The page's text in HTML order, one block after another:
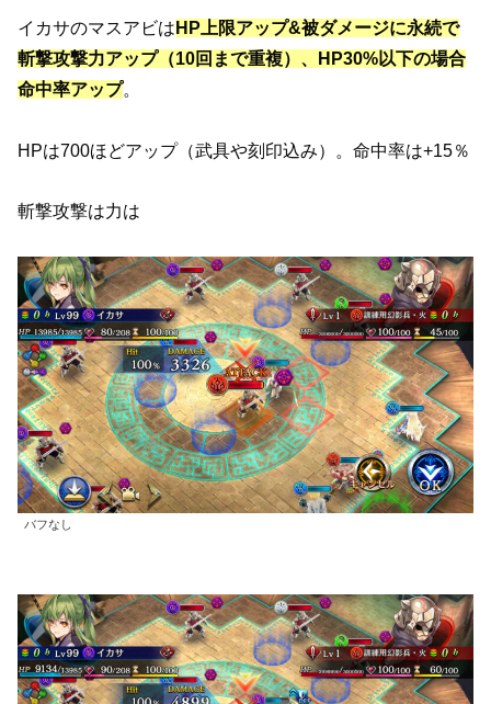
イカサのマスアビは HP上限アップ&被ダメージに永続で
斬撃攻撃力アップ（10回まで重複）、HP30%以下の場合
命中率アップ。
HPは700ほどアップ（武具や刻印込み）。命中率は+15％
斬撃攻撃は力は
バフなし